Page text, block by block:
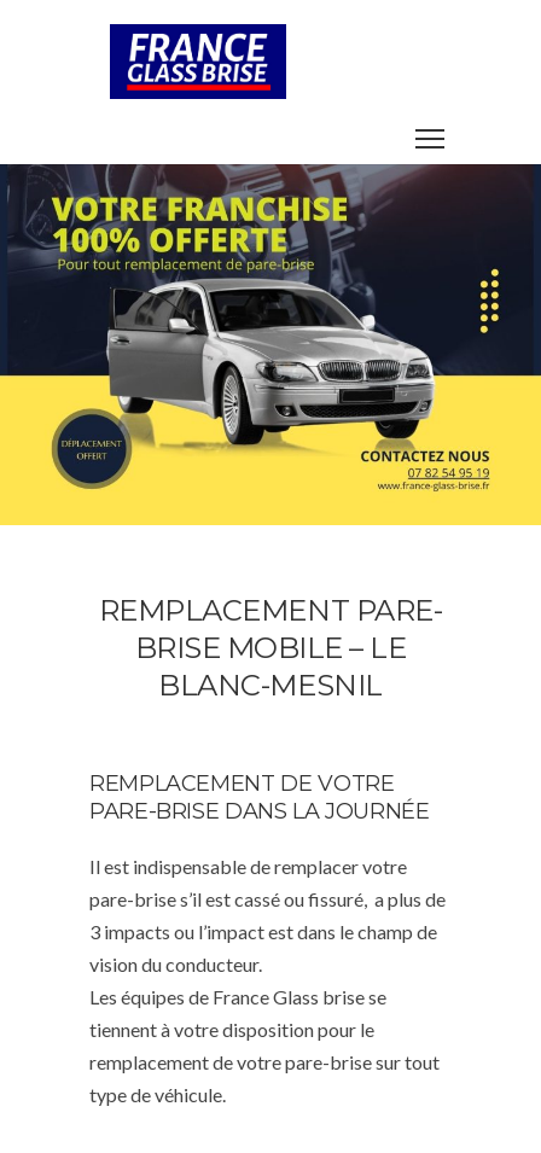
REMPLACEMENT PARE-
BRISE MOBILE – LE
BLANC-MESNIL
REMPLACEMENT DE VOTRE
PARE-BRISE DANS LA JOURNÉE
Il est indispensable de remplacer votre
pare-brise s’il est cassé ou fissuré, a plus de
3 impacts ou l’impact est dans le champ de
vision du conducteur.
Les équipes de France Glass brise se
tiennent à votre disposition pour le
remplacement de votre pare-brise sur tout
type de véhicule.